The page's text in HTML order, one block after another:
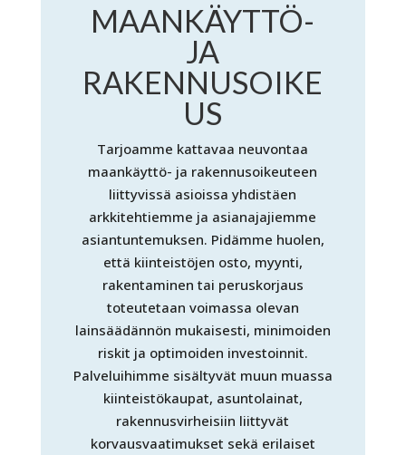
MAANKÄYTTÖ-
JA
RAKENNUSOIKE
US
Tarjoamme kattavaa neuvontaa
maankäyttö- ja rakennusoikeuteen
liittyvissä asioissa yhdistäen
arkkitehtiemme ja asianajajiemme
asiantuntemuksen. Pidämme huolen,
että kiinteistöjen osto, myynti,
rakentaminen tai peruskorjaus
toteutetaan voimassa olevan
lainsäädännön mukaisesti, minimoiden
riskit ja optimoiden investoinnit.
Palveluihimme sisältyvät muun muassa
kiinteistökaupat, asuntolainat,
rakennusvirheisiin liittyvät
korvausvaatimukset sekä erilaiset